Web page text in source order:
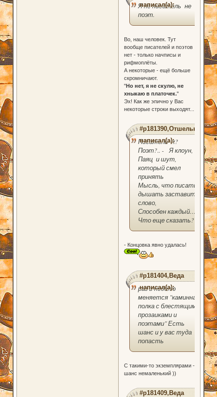
написал(а):
Я не писатель не
поэт.
Во, наш человек. Тут
вообще писателей и поэтов
нет - только начписы и
рифмоплёты.
А некоторые - ещё больше
скромничают.
"Но нет, я не скулю, не
хныкаю в платочек."
Эх! Как же эпично у Вас
некоторые строки выходят...
#p181390,Отшельник
написал(а):
Писатель я?
Поэт?.. - Я клоун,
Паяц и шут,
который смел
принять
Мысль, что писать,
дышать заставить
слово,
Способен каждый…
Что еще сказать?
- Концовка явно удалась!
#p181404,Веда
написал(а):
раз в неделю
меняется "каминная
полка с блестящими
прозаиками и
поэтами" Есть
шанс и у вас туда
попасть
С такими-то экземплярами -
шанс немаленький ))
#p181409,Веда